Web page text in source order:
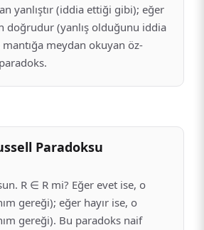
yanlıştır (iddia ettiği gibi); eğer
doğrudur (yanlış olduğunu iddia
meydan okuyan öz-
Paradoksu
R ∈ R mi? Eğer evet ise, o
gereği); eğer hayır ise, o
gereği). Bu paradoks naif